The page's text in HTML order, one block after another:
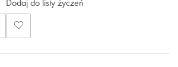
Dodaj do listy życzeń